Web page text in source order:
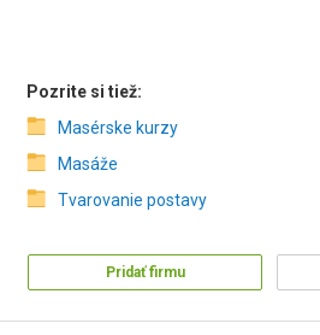
Pozrite si tiež:
Masérske kurzy
Masáže
Tvarovanie postavy
Pridať firmu